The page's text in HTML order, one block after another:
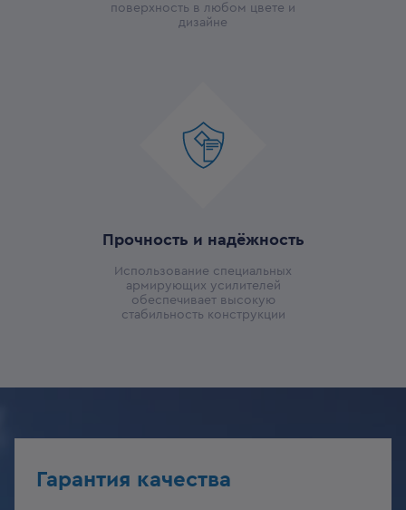
поверхность в любом цвете и
дизайне
Прочность и надёжность
Использование специальных
армирующих усилителей
обеспечивает высокую
стабильность конструкции
Гарантия качества